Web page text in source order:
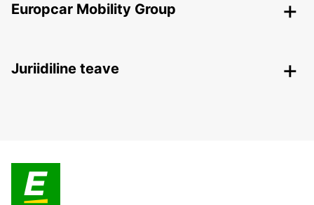
Europcar Mobility Group
Juriidiline teave